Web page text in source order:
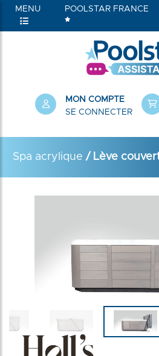
MENU POOLSTAR FRANCE
MON COMPTE
SE CONNECTER
Spa acrylique / Lève